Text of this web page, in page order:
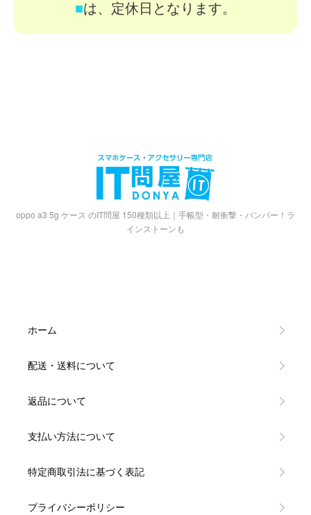
■は、定休日となります。
oppo a3 5g ケース のIT問屋 150種類以上｜手帳型・耐衝撃・バンパー！ラ
インストーンも
ホーム
配送・送料について
返品について
支払い方法について
特定商取引法に基づく表記
プライバシーポリシー